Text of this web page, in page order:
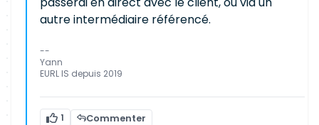
autre intermédiaire référencé.
--
Yann
EURL IS depuis 2019
1 Commenter